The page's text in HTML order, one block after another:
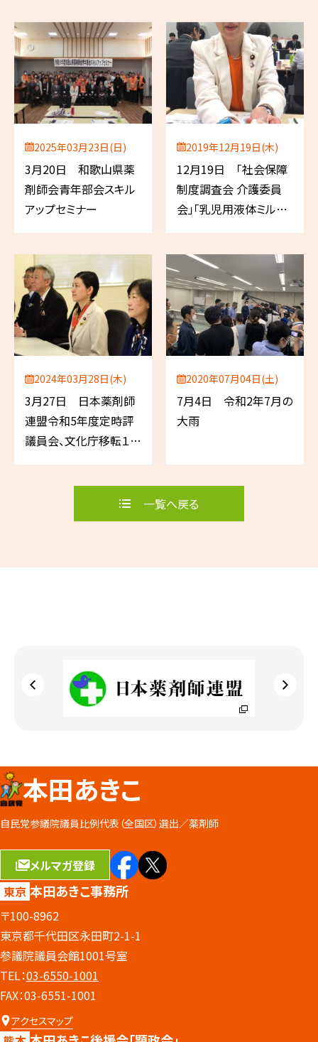
2025年03月23日(日)
3月20日 和歌山県薬
剤師会青年部会スキル
アップセミナー
2019年12月19日(木)
12月19日 「社会保障
制度調査会 介護委員
会」「乳児用液体ミルク
2024年03月28日(木)
3月27日 日本薬剤師
連盟令和5年度定時評
議員会、文化庁移転１周
年大臣訓示
2020年07月04日(土)
7月4日 令和2年7月の
大雨
一覧へ戻る
本田あきこ
自民党参議院議員比例代表（全国区）選出／薬剤師
メルマガ登録
東京 本田あきこ事務所
〒100-8962
東京都千代田区永田町2-1-1
参議院議員会館1001号室
TEL：03-6550-1001
FAX：03-6551-1001
アクセスマップ